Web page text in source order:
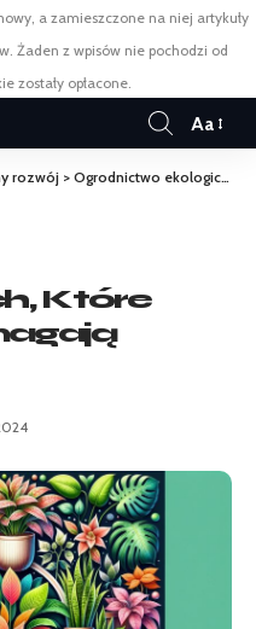
a zamieszczone na niej artykuły
Żaden z wpisów nie pochodzi od
zostały opłacone.
Aa
rozwój > Ogrodnictwo ekologiczne
Które